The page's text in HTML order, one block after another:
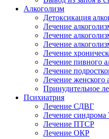
Алкоголизм
Детоксикация
Лечение
Лечение
Лечение
Лечение
Лечение пивного
Лечение
Лечение женского
Принудительное
Психиатрия
Лечение СДВГ
Лечение синдрома
Лечение ПТСР
Лечение ОКР